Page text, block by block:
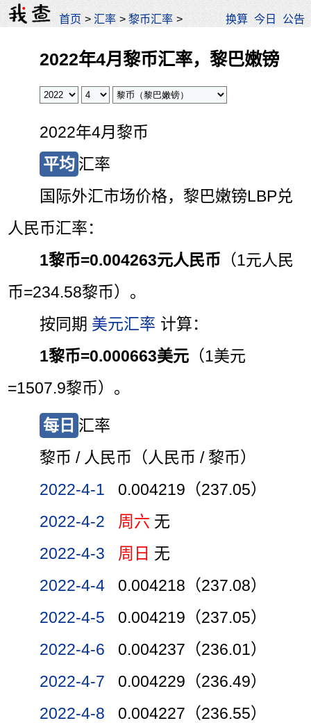
首页 >汇率 >黎币汇率 > 换算 今日 公告
2022年4月黎币汇率，黎巴嫩镑
2022年4月黎币
平均 汇率
国际外汇市场价格，黎巴嫩镑LBP兑
人民币汇率：
1黎币=0.004263元人民币 （1元人民
币=234.58黎币）。
按同期 美元汇率 计算：
1黎币=0.000663美元 （1美元
=1507.9黎币）。
每日 汇率
黎币 / 人民币（人民币 / 黎币）
2022-4-1
0.004219（237.05）
2022-4-2
周六 无
2022-4-3
周日 无
2022-4-4
0.004218（237.08）
2022-4-5
0.004219（237.05）
2022-4-6
0.004237（236.01）
2022-4-7
0.004229（236.49）
2022-4-8
0.004227（236.55）